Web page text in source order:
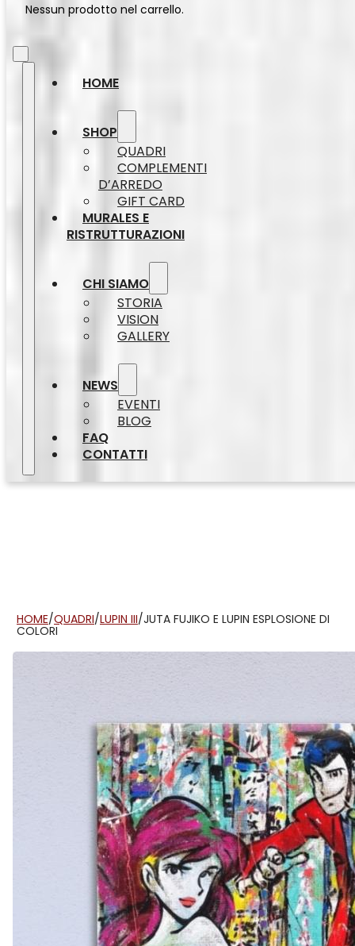
Nessun prodotto nel carrello.
HOME
SHOP
QUADRI
COMPLEMENTI
D’ARREDO
GIFT CARD
MURALES E
RISTRUTTURAZIONI
CHI SIAMO
STORIA
VISION
GALLERY
NEWS
EVENTI
BLOG
FAQ
CONTATTI
HOME/QUADRI/LUPIN III/JUTA FUJIKO E LUPIN ESPLOSIONE DI
COLORI